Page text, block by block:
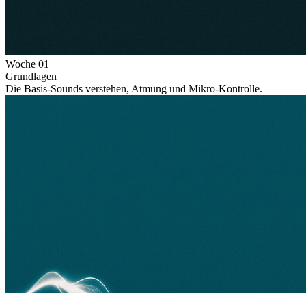
Woche 01
Grundlagen
Die Basis-Sounds verstehen, Atmung und Mikro-Kontrolle.